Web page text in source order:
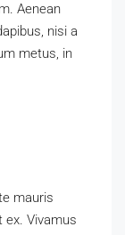
Aenean
nisi a
metus, in
mauris
ex. Vivamus